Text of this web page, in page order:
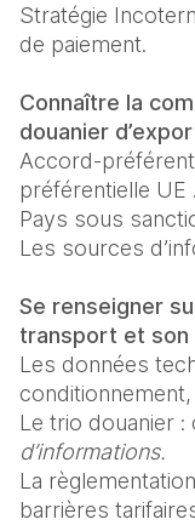
Stratégie
de paiement.
Connaître la
douanier
Accord-
préférentielle UE .
Pays sous
Les sources
Se renseigner
transport et son
Les données
Le trio douanier :
d’informations.
La
barrières